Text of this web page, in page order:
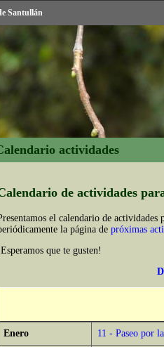
Santullán
actividades
de actividades
el calendario de
la página de próximas
que te gusten!
Enero 11 - Paseo por